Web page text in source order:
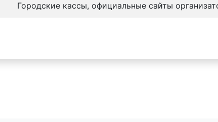
Городские кассы, официальные сайты